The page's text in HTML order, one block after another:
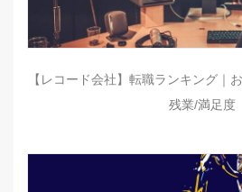
【レコード会社】転職ランキング｜
残業/満足度